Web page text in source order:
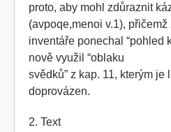
proto, aby mohl zdůraznit
(avpoqe,menoi v.1),
inventáře ponechal “pohled
nově využil “oblaku
svědků” z kap. 11, kterým je
doprovázen.
2. Text